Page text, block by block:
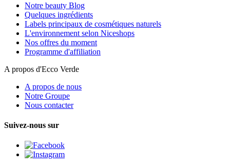
Notre beauty Blog
Quelques ingrédients
Labels principaux de cosmétiques naturels
L'environnement selon Niceshops
Nos offres du moment
Programme d'affiliation
A propos d'Ecco Verde
A propos de nous
Notre Groupe
Nous contacter
Suivez-nous sur